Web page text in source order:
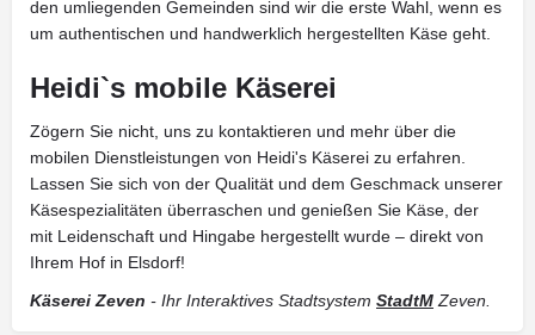
den umliegenden Gemeinden sind wir die erste Wahl, wenn es
um authentischen und handwerklich hergestellten Käse geht.
Heidi`s mobile Käserei
Zögern Sie nicht, uns zu kontaktieren und mehr über die
mobilen Dienstleistungen von Heidi's Käserei zu erfahren.
Lassen Sie sich von der Qualität und dem Geschmack unserer
Käsespezialitäten überraschen und genießen Sie Käse, der
mit Leidenschaft und Hingabe hergestellt wurde – direkt von
Ihrem Hof in Elsdorf!
Käserei Zeven - Ihr Interaktives Stadtsystem StadtM Zeven.